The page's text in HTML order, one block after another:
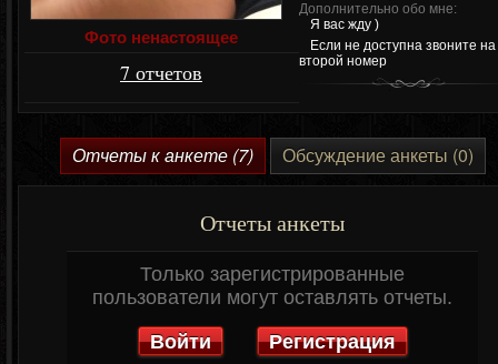
Дополнительно обо мне:
Я вас жду )
Если не доступна звоните на
второй номер
Фото ненастоящее
7 отчетов
Отчеты к анкете (7) Обсуждение анкеты (0)
Отчеты анкеты
Только зарегистрированные
пользователи могут оставлять отчеты.
Войти Регистрация